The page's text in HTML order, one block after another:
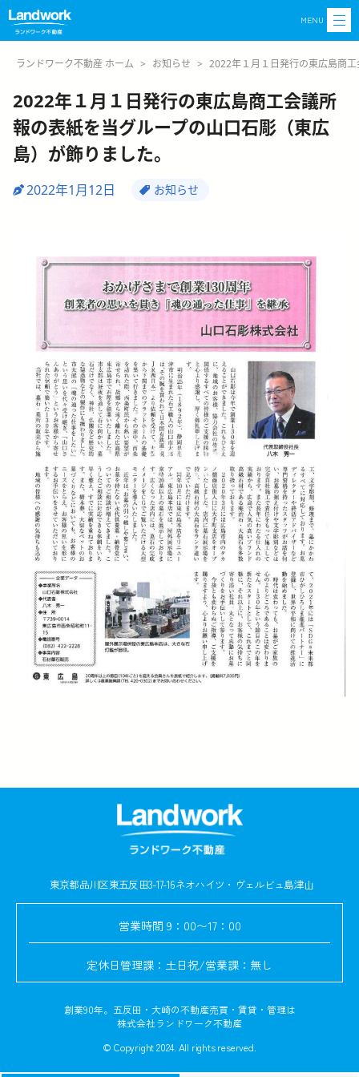
MENU
ランドワーク不動産 ホーム > お知らせ > 2022年１月１日発行の東広島商
2022年１月１日発行の東広島商工会議所
報の表紙を当グループの山口石彫（東広
島）が飾りました。
2022年1月12日 お知らせ
東京都品川区東五反田3-17-16ネオハイツ・ヴェルビュ島津山
営業時間 9：00〜17：00
定休日管理課：土日祝/営業課：無し
創業90年。五反田・大崎の不動産売買・賃貸・管理は
株式会社ランドワーク不動産
© Copyright 2024. All rights reserved.